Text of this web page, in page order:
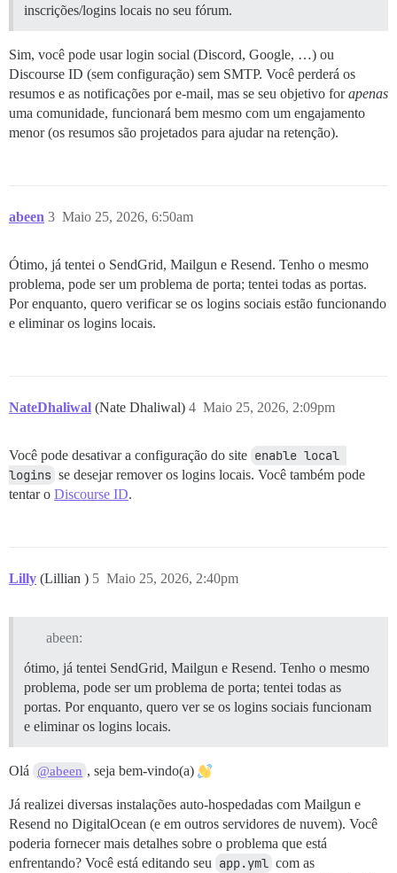
inscrições/logins locais no seu fórum.
Sim, você pode usar login social (Discord, Google, …) ou
Discourse ID (sem configuração) sem SMTP. Você perderá os
resumos e as notificações por e-mail, mas se seu objetivo forapenas
uma comunidade, funcionará bem mesmo com um engajamento
menor (os resumos são projetados para ajudar na retenção).
abeen Maio 25, 2026, 6:50am
3
Ótimo, já tentei o SendGrid, Mailgun e Resend. Tenho o mesmo
problema, pode ser um problema de porta; tentei todas as portas.
Por enquanto, quero verificar se os logins sociais estão funcionando
e eliminar os logins locais.
NateDhaliwal (Nate Dhaliwal) Maio 25, 2026, 2:09pm
4
Você pode desativar a configuração do site enable local
logins se desejar remover os logins locais. Você também pode
tentar o Discourse ID.
Lilly (Lillian ) Maio 25, 2026, 2:40pm
5
abeen:
ótimo, já tentei SendGrid, Mailgun e Resend. Tenho o mesmo
problema, pode ser um problema de porta; tentei todas as
portas. Por enquanto, quero ver se os logins sociais funcionam
e eliminar os logins locais.
Olá @abeen , seja bem-vindo(a)
Já realizei diversas instalações auto-hospedadas com Mailgun e
Resend no DigitalOcean (e em outros servidores de nuvem). Você
poderia fornecer mais detalhes sobre o problema que está
enfrentando? Você está editando seu app.yml com as